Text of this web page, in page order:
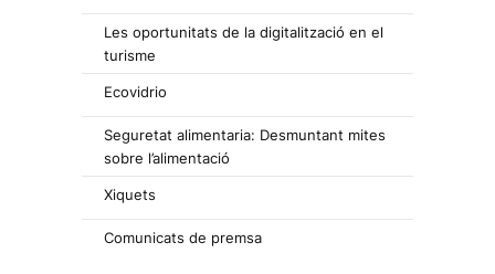
Les oportunitats de la digitalització en el
turisme
Ecovidrio
Seguretat alimentaria: Desmuntant mites
sobre l’alimentació
Xiquets
Comunicats de premsa